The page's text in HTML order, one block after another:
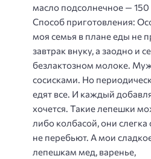
масло подсолнечное — 150
Способ приготовления:
моя семья в плане еды не
завтрак внуку, а заодно и
безлактозном молоке.
сосисками. Но
едят все. И каждый
хочется. Такие лепешки
либо колбасой, они слегка
не перебьют. А мои
лепешкам мед, варенье,